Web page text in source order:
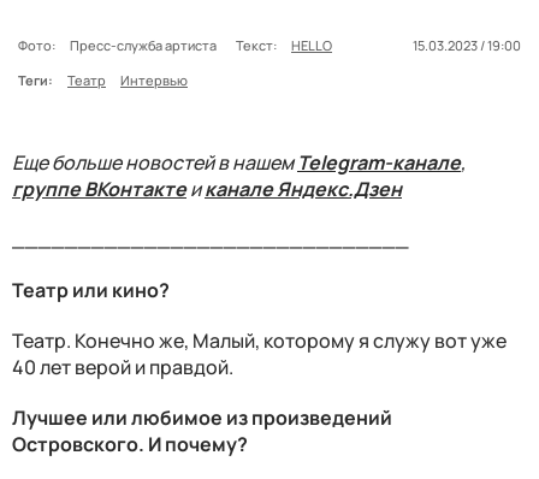
Фото: Пресс-служба артиста Текст: HELLO
15.03.2023 / 19:00
Теги:
Театр Интервью
Еще больше новостей в нашемTelegram-канале,
группе ВКонтактеиканале Яндекс.Дзен
Театр или кино?
Театр. Конечно же, Малый, которому я служу вот уже
40 лет верой и правдой.
Лучшее или любимое из произведений
Островского. И почему?